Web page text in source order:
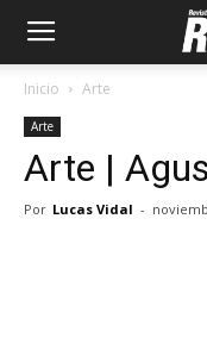
Inicio Arte
Arte
Arte |
Por Lucas Vidal -